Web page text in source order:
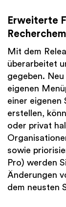
Erweiterte
Mit dem
überarbeitet
gegeben.
eigenen
einer eigenen
erstellen,
oder privat
sowie
Pro) werden
Änderungen
dem neusten